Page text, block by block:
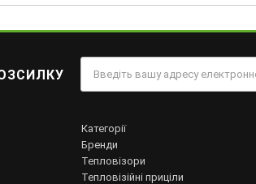
Категорії
Бренди
Тепловізори
Тепловізійні приціли